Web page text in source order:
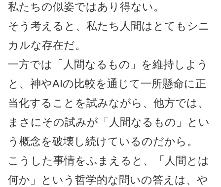
私たちの似姿ではあり得ない。
そう考えると、私たち人間はとてもシニ
カルな存在だ。
一方では「人間なるもの」を維持しよう
と、神やAIの比較を通じて一所懸命に正
当化することを試みながら、他方では、
まさにその試みが「人間なるもの」とい
う概念を破壊し続けているのだから。
こうした事情をふまえると、「人間とは
何か」という哲学的な問いの答えは、や